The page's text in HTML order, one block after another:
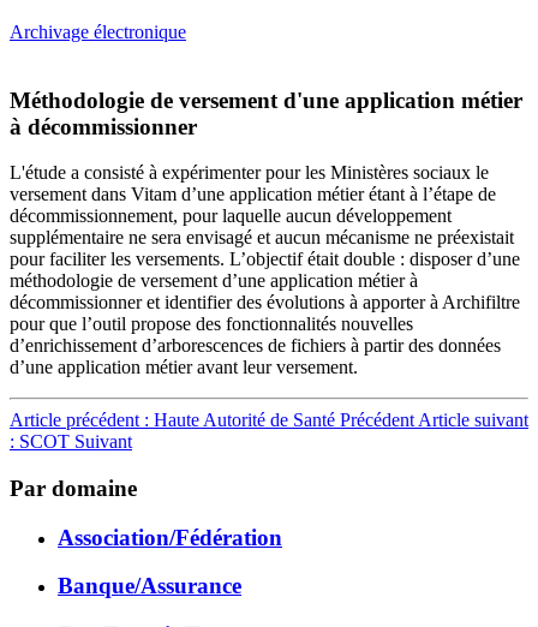
Archivage électronique
Méthodologie de versement d'une application métier
à décommissionner
L'étude a consisté à expérimenter pour les Ministères sociaux le
versement dans Vitam d’une application métier étant à l’étape de
décommissionnement, pour laquelle aucun développement
supplémentaire ne sera envisagé et aucun mécanisme ne préexistait
pour faciliter les versements. L’objectif était double : disposer d’une
méthodologie de versement d’une application métier à
décommissionner et identifier des évolutions à apporter à Archifiltre
pour que l’outil propose des fonctionnalités nouvelles
d’enrichissement d’arborescences de fichiers à partir des données
d’une application métier avant leur versement.
Article précédent : Haute Autorité de Santé Précédent Article suivant
: SCOT Suivant
Par domaine
Association/Fédération
Banque/Assurance